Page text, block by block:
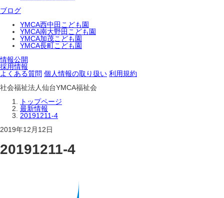
ブログ
YMCA西中田こども園
YMCA南大野田こども園
YMCA加茂こども園
YMCA長町こども園
情報公開
採用情報
よくある質問 個人情報の取り扱い 利用規約
社会福祉法人仙台YMCA福祉会
トップページ
最新情報
20191211-4
2019年12月12日
20191211-4